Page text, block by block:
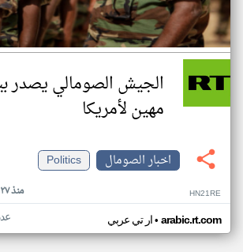
الجيش الصومالي يصدر
مهين لأمريكا
اخبار الصومال
Politics
منذ ٢٧ يوم HN21RE
ار تي عربي• arabic.rt.com عدد